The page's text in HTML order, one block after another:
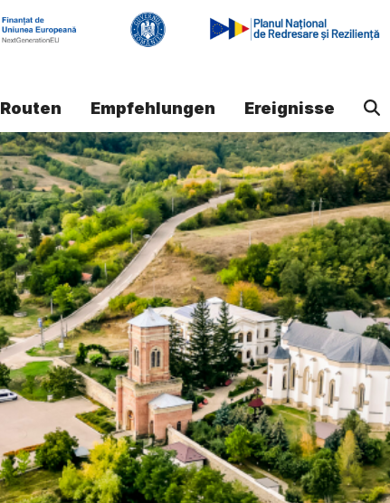
Routen Empfehlungen Ereignisse